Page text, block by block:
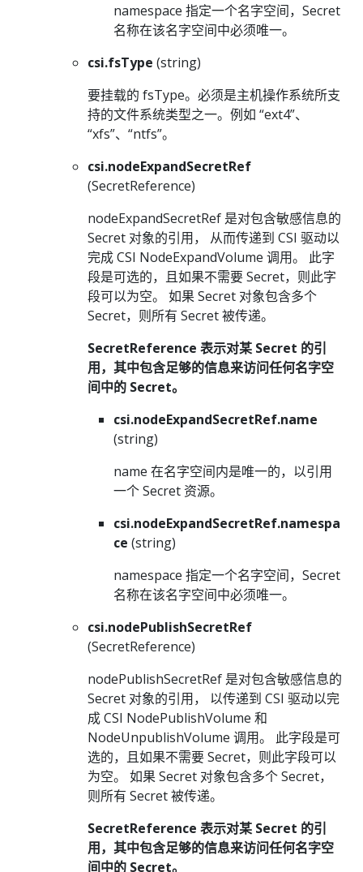
namespace 指定一个名字空间，Secret
名称在该名字空间中必须唯一。
csi.fsType (string)
要挂载的 fsType。必须是主机操作系统所支
持的文件系统类型之一。例如 “ext4”、
“xfs”、“ntfs”。
csi.nodeExpandSecretRef
(SecretReference)
nodeExpandSecretRef 是对包含敏感信息的
Secret 对象的引用， 从而传递到 CSI 驱动以
完成 CSI NodeExpandVolume 调用。 此字
段是可选的，且如果不需要 Secret，则此字
段可以为空。 如果 Secret 对象包含多个
Secret，则所有 Secret 被传递。
SecretReference 表示对某 Secret 的引
用，其中包含足够的信息来访问任何名字空
间中的 Secret。
csi.nodeExpandSecretRef.name
(string)
name 在名字空间内是唯一的，以引用
一个 Secret 资源。
csi.nodeExpandSecretRef.namespa
ce (string)
namespace 指定一个名字空间，Secret
名称在该名字空间中必须唯一。
csi.nodePublishSecretRef
(SecretReference)
nodePublishSecretRef 是对包含敏感信息的
Secret 对象的引用， 以传递到 CSI 驱动以完
成 CSI NodePublishVolume 和
NodeUnpublishVolume 调用。 此字段是可
选的，且如果不需要 Secret，则此字段可以
为空。 如果 Secret 对象包含多个 Secret，
则所有 Secret 被传递。
SecretReference 表示对某 Secret 的引
用，其中包含足够的信息来访问任何名字空
间中的 Secret。